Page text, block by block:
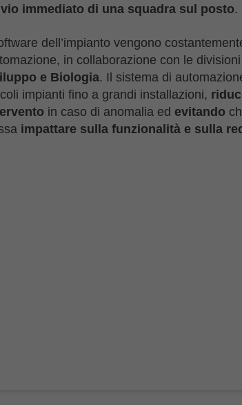
immediato di una squadra sul posto.
dell’impianto vengono
in collaborazione con le divisioni
e Biologia. Il sistema di
impianti fino a grandi installazioni,
in caso di anomalia ed evitando
impattare sulla funzionalità e sulla